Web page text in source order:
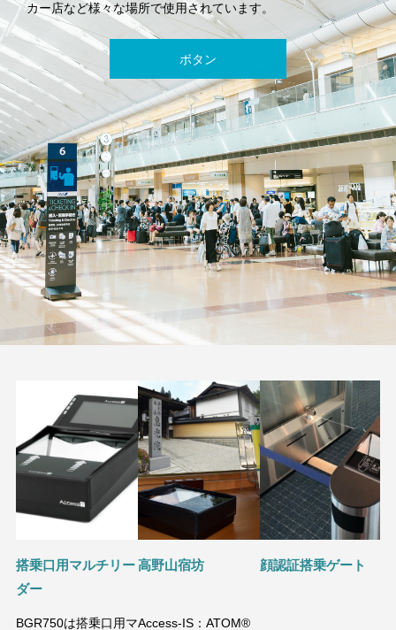
カー店など様々な場所で使用されています。
ボタン
搭乗口用マルチリー
ダー
BGR750は搭乗口用マ
高野山宿坊
Access-IS：ATOM®
顔認証搭乗ゲート